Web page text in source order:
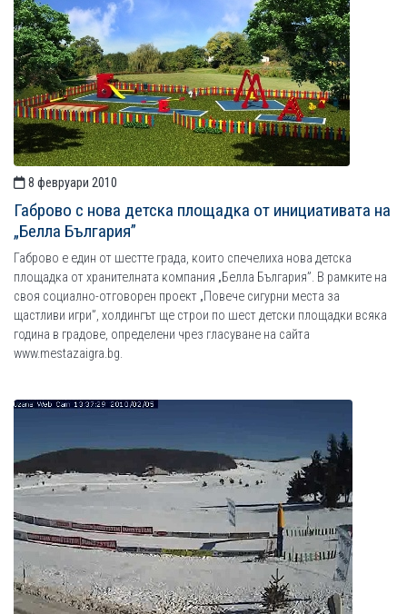
8 февруари 2010
Габрово с нова детска площадка от инициативата на
„Белла България”
Габрово е един от шестте града, които спечелиха нова детска
площадка от хранителната компания „Белла България”. В рамките на
своя социално-отговорен проект „Повече сигурни места за
щастливи игри”, холдингът ще строи по шест детски площадки всяка
година в градове, определени чрез гласуване на сайта
www.mestazaigra.bg.